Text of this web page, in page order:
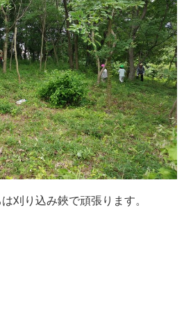
刈り込み鋏で頑張ります。